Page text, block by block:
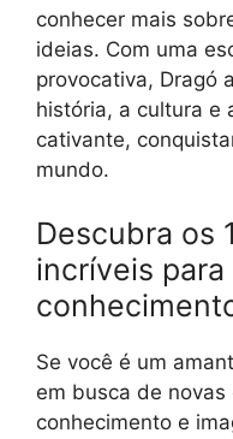
conhecer mais
ideias. Com uma
provocativa, Dragó
história, a cultura e
cativante,
mundo.
Descubra os
incríveis para
Se você é um
em busca de
conhecimento e